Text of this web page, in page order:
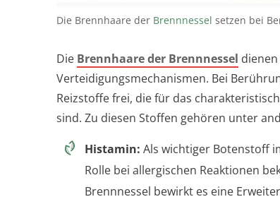
Die Brennhaare der Brennnessel setzen bei
Die Brennhaare der Brennnessel
Verteidigungsmechanismen. Bei
Reizstoffe frei, die für das
sind. Zu diesen Stoffen gehören unter
Histamin: Als wichtiger Botenstoff
Rolle bei allergischen Reaktionen
Brennnessel bewirkt es eine